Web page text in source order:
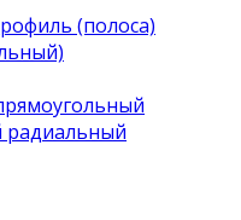
(полоса)
радиальный